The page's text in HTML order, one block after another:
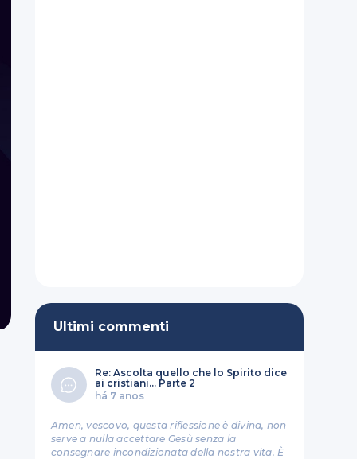
Ultimi commenti
Re: Ascolta quello che lo Spirito dice
ai cristiani... Parte 2
há 7 anos
Amen, vescovo, questa riflessione è divina, non
serve a nulla accettare Gesù senza la
consegnare incondizionata della nostra vita. È